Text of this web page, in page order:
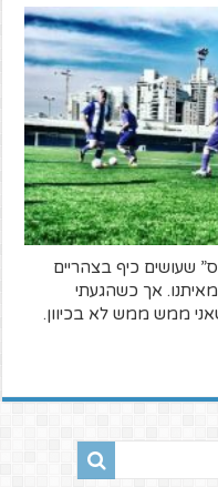
שעושים כיף בצהריים
אך כשהגעתי
ממש ממש לא בכיוון.